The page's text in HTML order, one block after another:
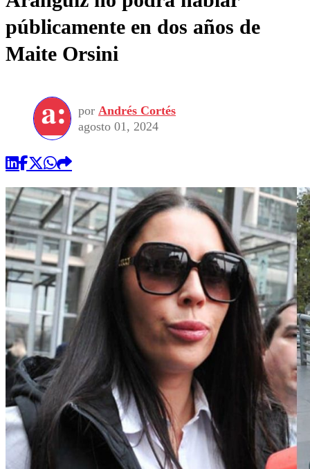
públicamente en dos años de
Maite Orsini
por Andrés Cortés
agosto 01, 2024